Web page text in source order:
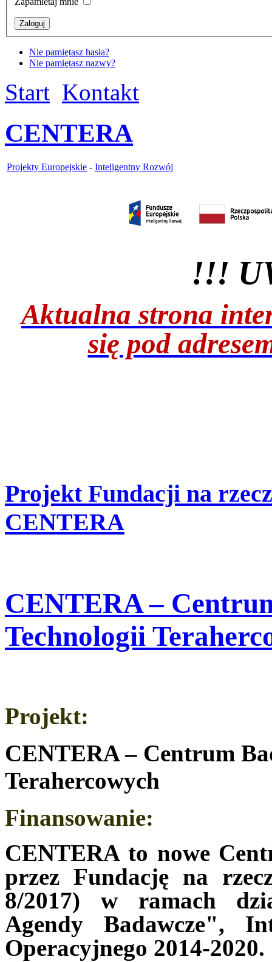
Nie pamiętasz hasła?
Nie pamiętasz nazwy?
Start Kontakt
CENTERA
Projekty Europejskie - Inteligentny Rozwój
!!!
Aktualna strona
się pod
Projekt Fundacji na
CENTERA
CENTERA –
Technologii
Projekt:
CENTERA – Centrum
Terahercowych
Finansowanie:
CENTERA to nowe
przez Fundację na
8/2017) w ramach
Agendy Badawcze",
Operacyjnego 2014-2020.